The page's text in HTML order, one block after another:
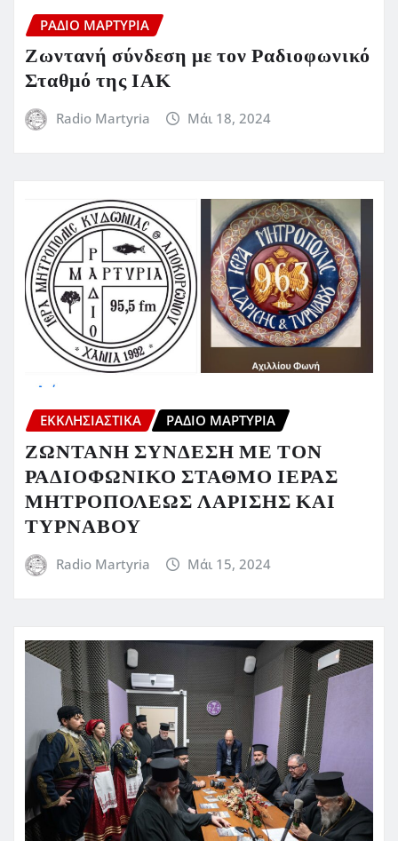
ΡΆΔΙΟ ΜΑΡΤΥΡΊΑ
Ζωντανή σύνδεση με τον Ραδιοφωνικό
Σταθμό της ΙΑΚ
Radio Martyria Μάι 18, 2024
ΕΚΚΛΗΣΙΑΣΤΙΚΆ ΡΆΔΙΟ ΜΑΡΤΥΡΊΑ
ΖΩΝΤΑΝΗ ΣΥΝΔΕΣΗ ΜΕ ΤΟΝ
ΡΑΔΙΟΦΩΝΙΚΟ ΣΤΑΘΜΟ ΙΕΡΑΣ
ΜΗΤΡΟΠΟΛΕΩΣ ΛΑΡΙΣΗΣ ΚΑΙ
ΤΥΡΝΑΒΟΥ
Radio Martyria Μάι 15, 2024